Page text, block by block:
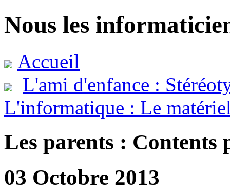
Nous les
Accueil
L'ami d'enfance :
L'informatique : Le
Les parents : Contents
03 Octobre 2013